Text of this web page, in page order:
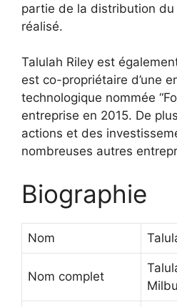
partie de la distribution du
réalisé.
Talulah Riley est
est co-propriétaire d’une
technologique nommée
entreprise en 2015. De
actions et des
nombreuses autres
Biographie
Nom
Nom complet